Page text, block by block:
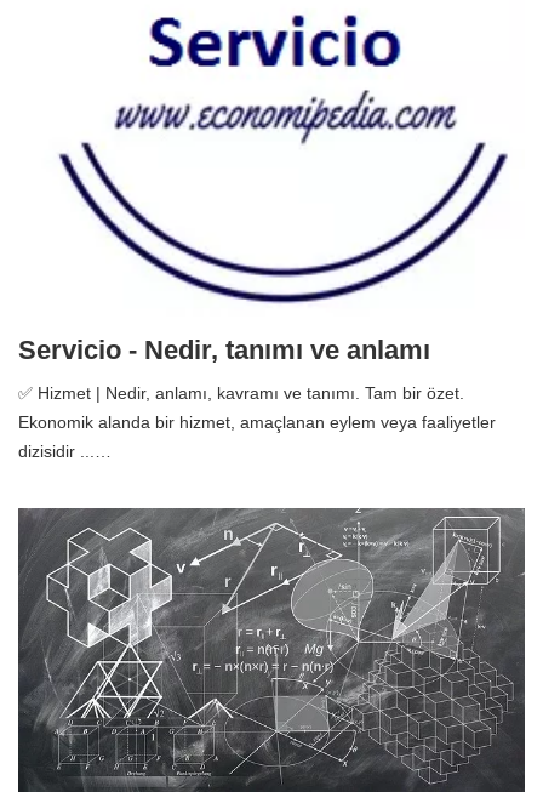
Servicio - Nedir, tanımı ve anlamı
✅ Hizmet | Nedir, anlamı, kavramı ve tanımı. Tam bir özet.
Ekonomik alanda bir hizmet, amaçlanan eylem veya faaliyetler
dizisidir ...…